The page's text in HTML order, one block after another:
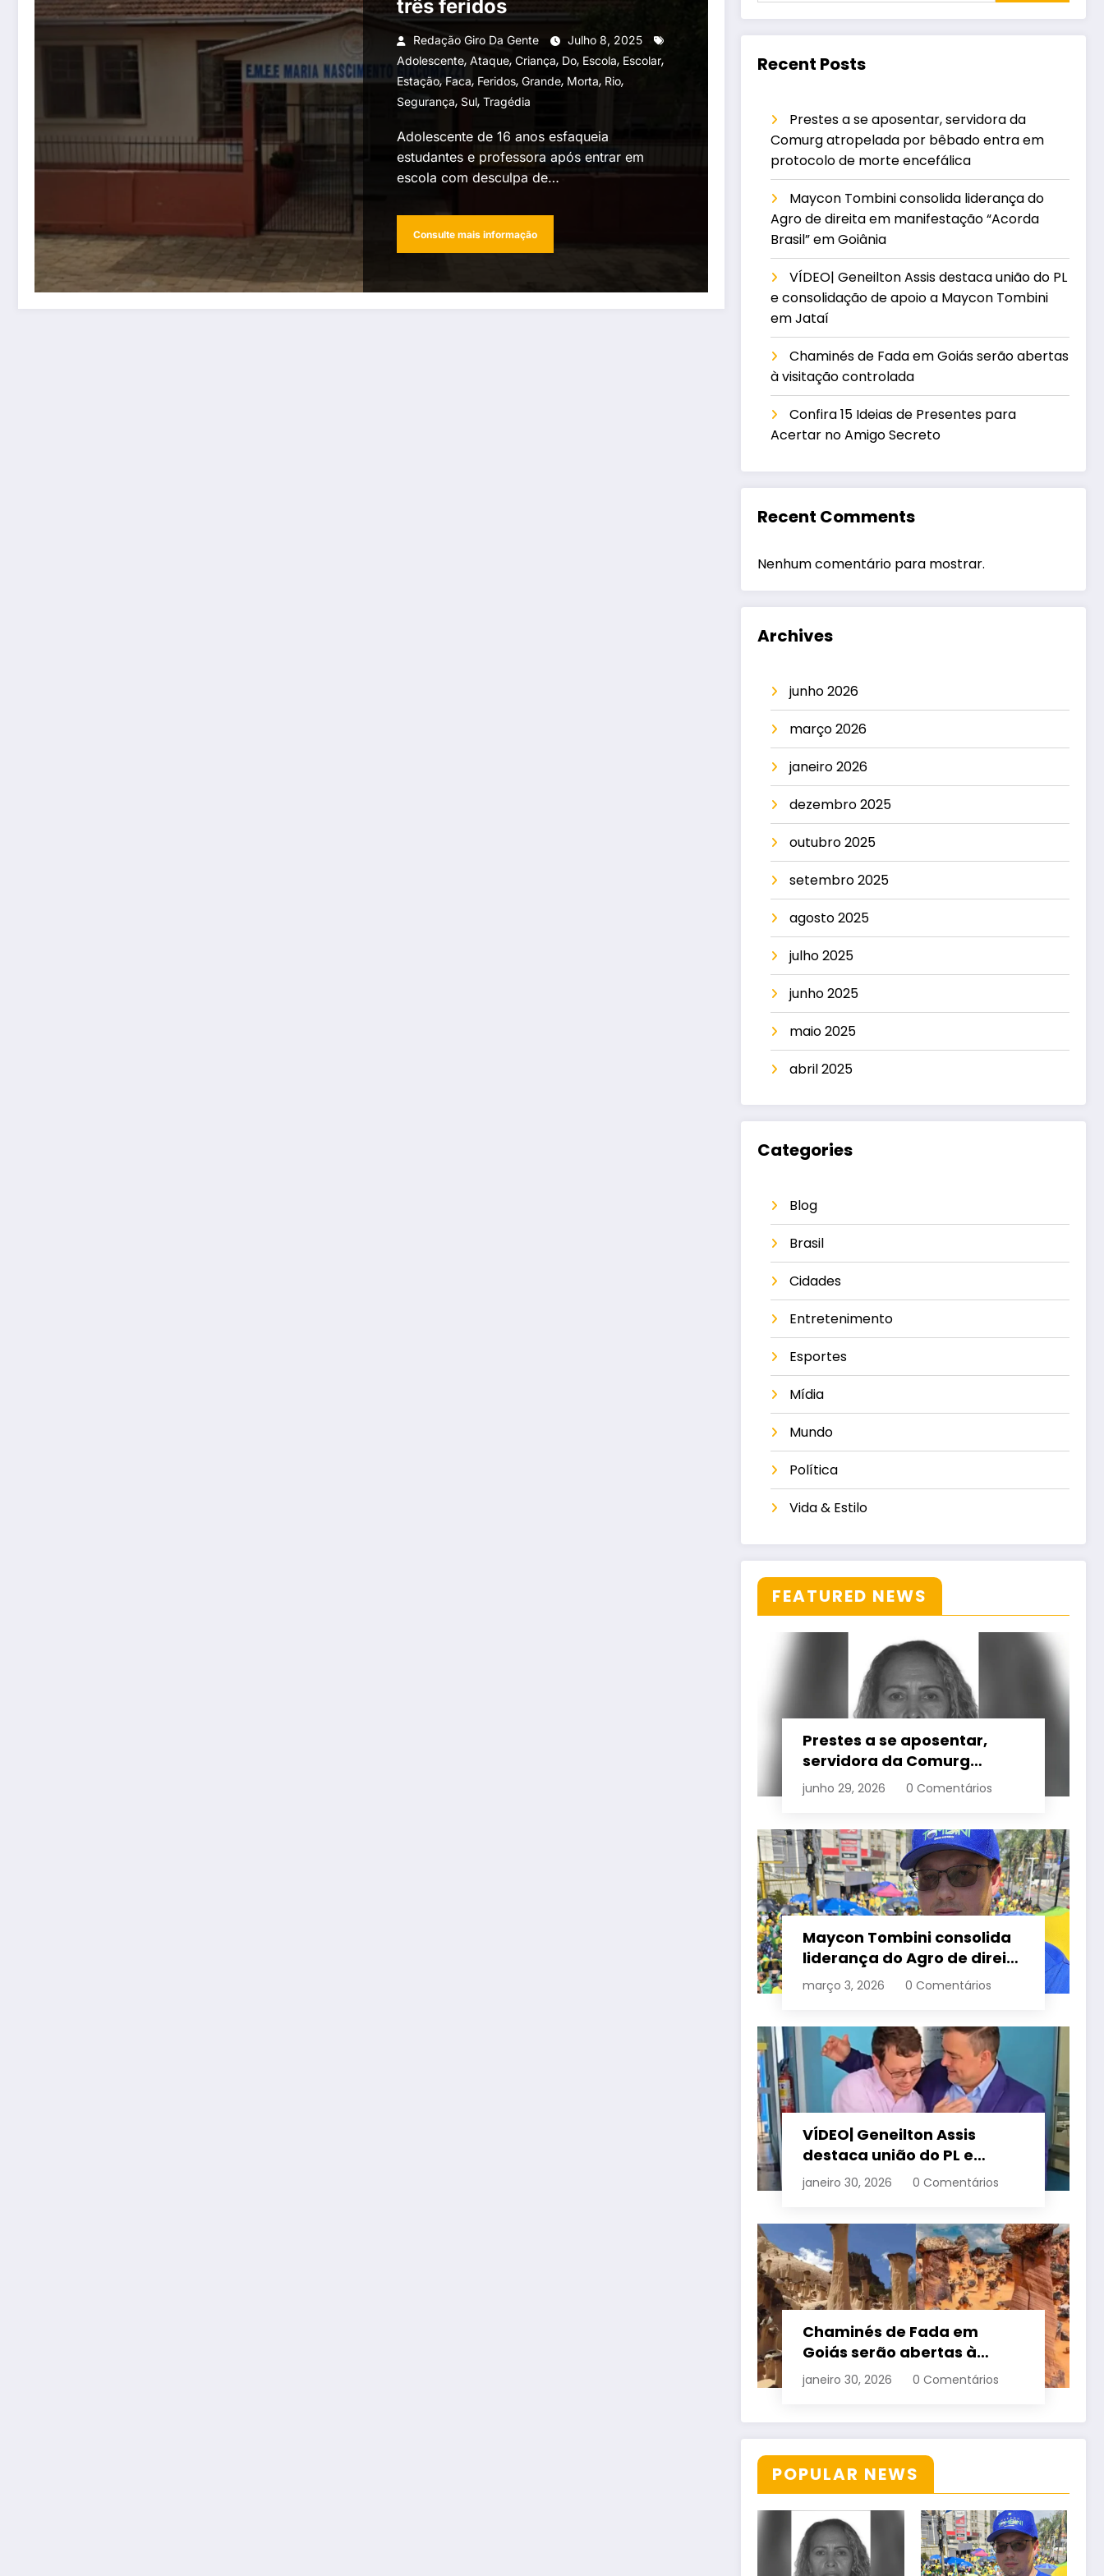
três feridos
Redação Giro Da Gente
Julho 8, 2025
Adolescente, Ataque, Criança, Do, Escola, Escolar,
Estação, Faca, Feridos, Grande, Morta, Rio,
Segurança, Sul, Tragédia
Adolescente de 16 anos esfaqueia
estudantes e professora após entrar em
escola com desculpa de…
Consulte mais informação
Recent Posts
Prestes a se aposentar, servidora da
Comurg atropelada por bêbado entra em
protocolo de morte encefálica
Maycon Tombini consolida liderança do
Agro de direita em manifestação “Acorda
Brasil” em Goiânia
VÍDEO| Geneilton Assis destaca união do PL
e consolidação de apoio a Maycon Tombini
em Jataí
Chaminés de Fada em Goiás serão abertas
à visitação controlada
Confira 15 Ideias de Presentes para
Acertar no Amigo Secreto
Recent Comments
Nenhum comentário para mostrar.
Archives
junho 2026
março 2026
janeiro 2026
dezembro 2025
outubro 2025
setembro 2025
agosto 2025
julho 2025
junho 2025
maio 2025
abril 2025
Categories
Blog
Brasil
Cidades
Entretenimento
Esportes
Mídia
Mundo
Política
Vida & Estilo
FEATURED NEWS
Prestes a se aposentar,
servidora da Comurg
atropelada por bêbado
entra em protocolo de
junho 29, 2026 0 Comentários
Maycon Tombini consolida
liderança do Agro de direita
em manifestação “Acorda
Brasil” em Goiânia
março 3, 2026 0 Comentários
VÍDEO| Geneilton Assis
destaca união do PL e
consolidação de apoio a
Maycon Tombini em Jataí
janeiro 30, 2026 0 Comentários
Chaminés de Fada em
Goiás serão abertas à
visitação controlada
janeiro 30, 2026 0 Comentários
POPULAR NEWS